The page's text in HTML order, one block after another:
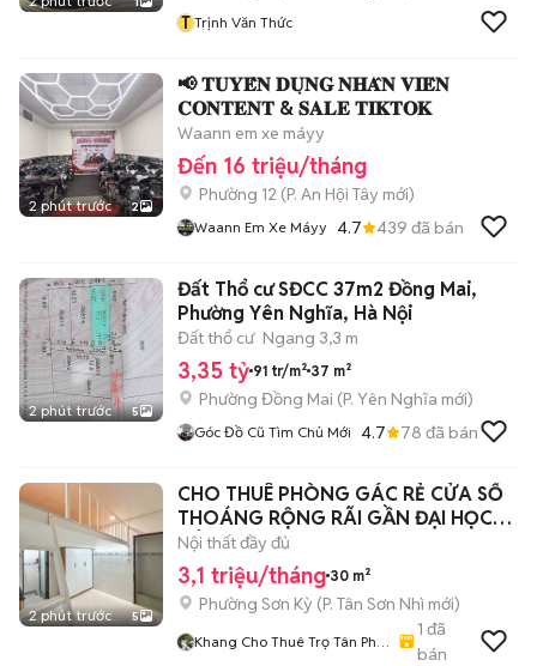
T Trịnh Văn Thức
2 phút trước 2
📢 𝐓𝐔𝐘𝐄̂̉𝐍 𝐃𝐔̣𝐍𝐆 𝐍𝐇𝐀̂𝐍 𝐕𝐈𝐄̂𝐍
𝐂𝐎𝐍𝐓𝐄𝐍𝐓 & 𝐒𝐀𝐋𝐄 𝐓𝐈𝐊𝐓𝐎𝐊
Waann em xe máyy
Đến 16 triệu/tháng
Phường 12 (P. An Hội Tây mới)
Waann Em Xe Máyy 4.7 439 đã bán
2 phút trước 5
Đất Thổ cư SĐCC 37m2 Đồng Mai,
Phường Yên Nghĩa, Hà Nội
Đất thổ cư Ngang 3,3 m
3,35 tỷ 91 tr/m² 37 m²
Phường Đồng Mai (P. Yên Nghĩa mới)
Góc Đồ Cũ Tìm Chủ Mới 4.7 78 đã bán
2 phút trước 5
CHO THUÊ PHÒNG GÁC RẺ CỬA SỔ
THOÁNG RỘNG RÃI GẦN ĐẠI HỌC
CÔNG THƯƠNG
Nội thất đầy đủ
3,1 triệu/tháng 30 m²
Phường Sơn Kỳ (P. Tân Sơn Nhì mới)
Khang Cho Thuê Trọ Tân Phú
1 đã
bán